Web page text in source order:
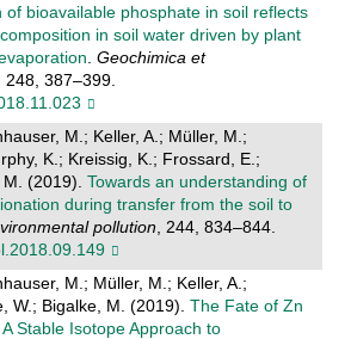
of bioavailable phosphate in soil reflects
in soil water driven by plant
Geochimica et
, 248, 387–399.
M.; Keller, A.; Müller, M.;
K.; Kreissig, K.; Frossard, E.;
(2019). Towards an understanding of
during transfer from the soil to
pollution , 244, 834–844.
M.; Müller, M.; Keller, A.;
W.; Bigalke, M. (2019). The Fate of Zn
Stable Isotope Approach to